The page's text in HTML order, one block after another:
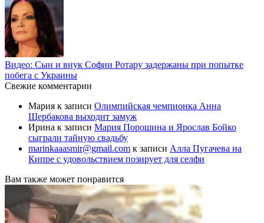
Видео: Сын и внук Софии Ротару задержаны при попытке
побега с Украины
Свежие комментарии
Мария к записи Олимпийская чемпионка Анна
Щербакова выходит замуж
Ирина к записи Мария Порошина и Ярослав Бойко
сыграли тайную свадьбу
marinkaaasmir@gmail.com к записи Алла Пугачева на
Кипре с удовольствием позирует для селфи
Вам также может понравится